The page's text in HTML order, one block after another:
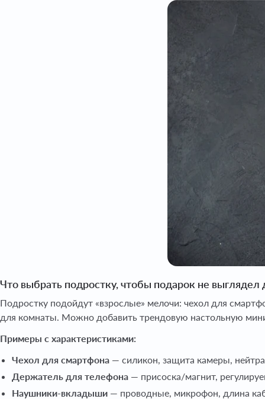
Что выбрать подростку, чтобы подарок не выглядел
Подростку подойдут «взрослые» мелочи: чехол для
для комнаты. Можно добавить трендовую настольную
Примеры с характеристиками:
Чехол для смартфона — силикон, защита камеры,
Держатель для телефона — присоска/магнит,
Наушники-вкладыши — проводные, микрофон, длина